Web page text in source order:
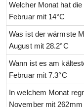
Welcher Monat hat
Februar mit 14°C
Was ist der wärmste
August mit 28.2°C
Wann ist es am
Februar mit 7.3°C
In welchem Monat
November mit